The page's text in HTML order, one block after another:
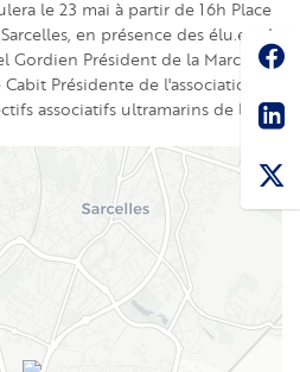
le 23 mai à partir de 16h Place
en présence des élu.e.s de
Gordien Président de la Marche
Présidente de l'association
associatifs ultramarins de la